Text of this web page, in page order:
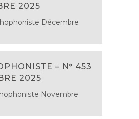
2025
Décembre
– N° 453
2025
Novembre